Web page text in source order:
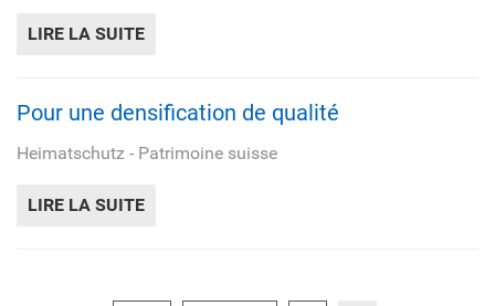
LIRE LA SUITE
Pour une densification de qualité
Heimatschutz - Patrimoine suisse
LIRE LA SUITE